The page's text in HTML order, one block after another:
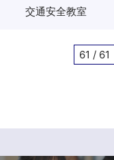
交通安全教室
61 / 61